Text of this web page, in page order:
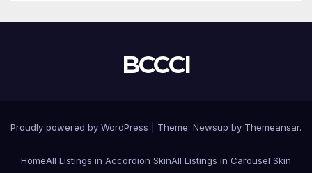
BCCCI
Proudly powered by WordPress Theme: Newsup by Themeansar.
HomeAll Listings in Accordion SkinAll Listings in Carousel Skin